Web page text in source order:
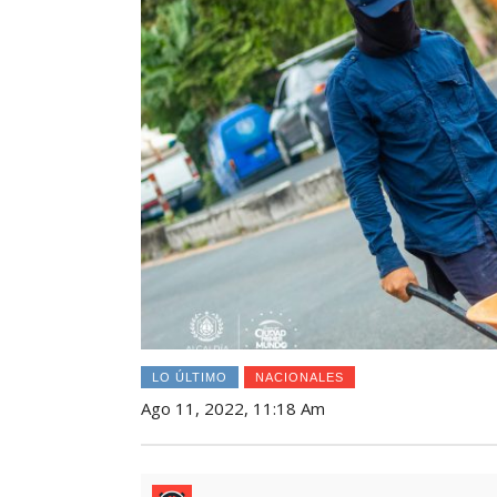
LO ÚLTIMO NACIONALES
Ago 11, 2022, 11:18 Am